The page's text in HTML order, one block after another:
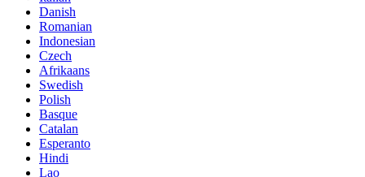
Danish
Romanian
Indonesian
Czech
Afrikaans
Swedish
Polish
Basque
Catalan
Esperanto
Hindi
Lao